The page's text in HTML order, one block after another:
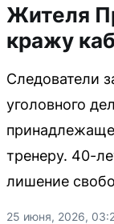
Жителя
кражу
Следователи
уголовного
тренеру. 40-
лишение
25 июня, 2026,